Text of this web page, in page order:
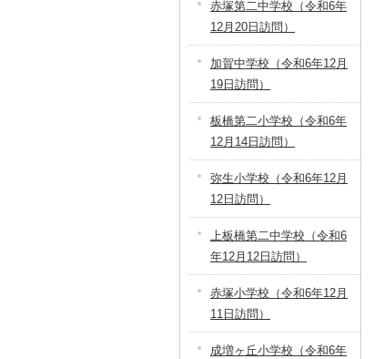
赤塚第二中学校（令和6年
12月20日訪問）
加賀中学校（令和6年12月
19日訪問）
板橋第二小学校（令和6年
12月14日訪問）
弥生小学校（令和6年12月
12日訪問）
上板橋第二中学校（令和6
年12月12日訪問）
赤塚小学校（令和6年12月
11日訪問）
成増ヶ丘小学校（令和6年